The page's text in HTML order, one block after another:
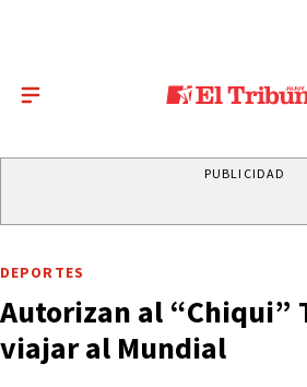
PUBLICIDAD
DEPORTES
Autorizan al “Chiqui”
viajar al Mundial